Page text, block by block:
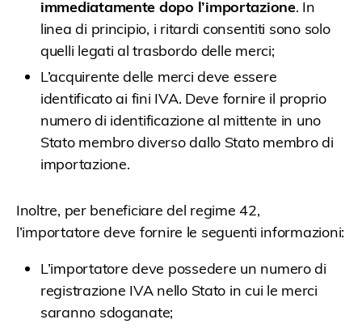
immediatamente dopo l’importazione. In
linea di principio, i ritardi consentiti sono solo
quelli legati al trasbordo delle merci;
L’acquirente delle merci deve essere
identificato ai fini IVA. Deve fornire il proprio
numero di identificazione al mittente in uno
Stato membro diverso dallo Stato membro di
importazione.
Inoltre, per beneficiare del regime 42,
l’importatore deve fornire le seguenti informazioni:
L’importatore deve possedere un numero di
registrazione IVA nello Stato in cui le merci
saranno sdoganate;